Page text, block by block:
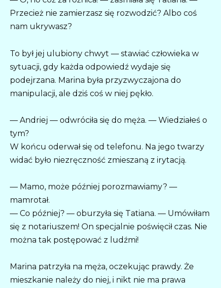
Przecież nie zamierzasz się rozwodzić? Albo coś
nam ukrywasz?
To był jej ulubiony chwyt — stawiać człowieka w
sytuacji, gdy każda odpowiedź wydaje się
podejrzana. Marina była przyzwyczajona do
manipulacji, ale dziś coś w niej pękło.
— Andriej — odwróciła się do męża. — Wiedziałeś o
tym?
W końcu oderwał się od telefonu. Na jego twarzy
widać było niezręczność zmieszaną z irytacją.
— Mamo, może później porozmawiamy? —
mamrotał.
— Co później? — oburzyła się Tatiana. — Umówiłam
się z notariuszem! On specjalnie poświęcił czas. Nie
można tak postępować z ludźmi!
Marina patrzyła na męża, oczekując prawdy. Że
mieszkanie należy do niej, i nikt nie ma prawa